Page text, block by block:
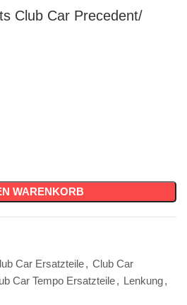
Club Car Precedent/
WARENKORB
Car Ersatzteile, Club Car
Car Tempo Ersatzteile, Lenkung,